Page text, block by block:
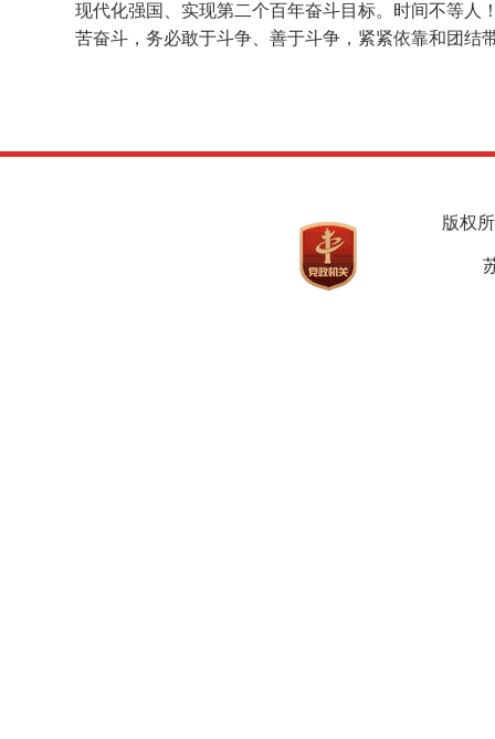
现代化强国、实现第二个百年奋斗目标。时间不等人
苦奋斗，务必敢于斗争、善于斗争，紧紧依靠和团结
版权